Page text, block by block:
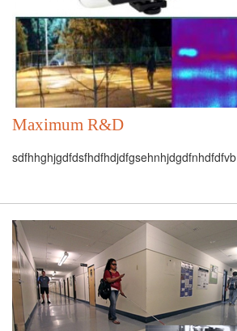
Maximum R&D
sdfhhghjgdfdsfhdfhdjdfgsehnhjdgdfnhdfdfvb